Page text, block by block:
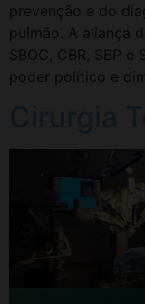
prevenção e do
pulmão. A aliança
SBOC, CBR, SBP e
poder político e